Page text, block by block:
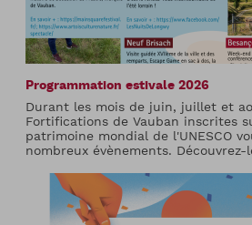
Programmation estivale 2026
Durant les mois de juin, juillet et
Fortifications de Vauban inscrites
patrimoine mondial de l'UNESCO
nombreux évènements. Découvrez-